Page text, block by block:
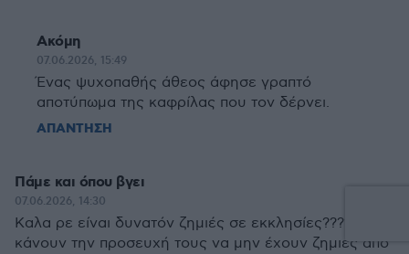
Ακόμη
07.06.2026, 15:49
Ένας ψυχοπαθής άθεος άφησε γραπτό
αποτύπωμα της καφρίλας που τον δέρνει.
ΑΠΑΝΤΗΣΗ
Πάμε και όπου βγει
07.06.2026, 14:30
Καλα ρε είναι δυνατόν ζημιές σε εκκλησίες????? Δεν
κάνουν την προσευχή τους να μην έχουν ζημιές από